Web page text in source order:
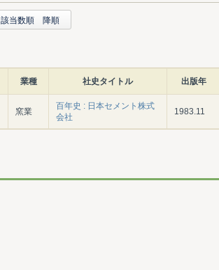
該当数順 降順
業種 社史タイトル 出版年
窯業
百年史 : 日本セメント株式
会社
1983.11